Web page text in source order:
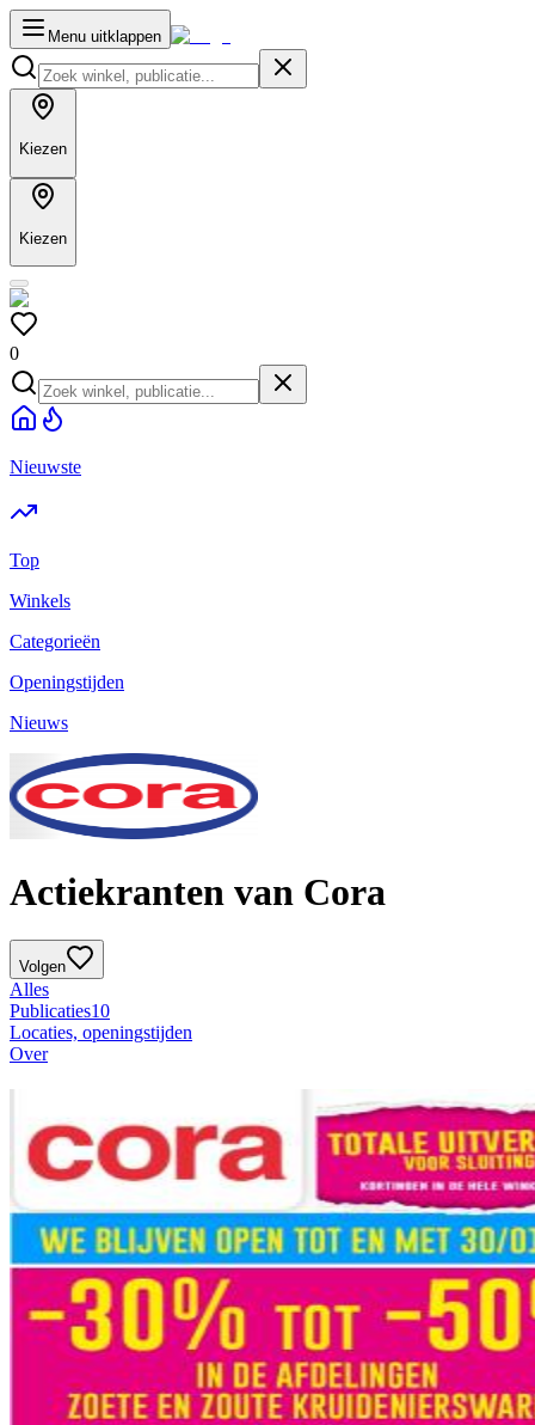
Menu uitklappen
Kiezen
Kiezen
0
Nieuwste
Top
Winkels
Categorieën
Openingstijden
Nieuws
Actiekranten van Cora
Volgen
Alles
Publicaties10
Locaties, openingstijden
Over